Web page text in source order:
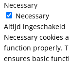
Necessary
Necessary
Altijd ingeschakeld
Necessary cookies
function properly.
ensures basic